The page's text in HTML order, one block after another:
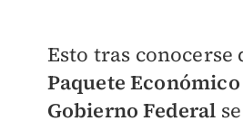
Esto tras conocerse
Paquete
Gobierno Federal